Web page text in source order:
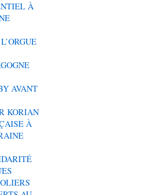
À
AVANT
KORIAN
À